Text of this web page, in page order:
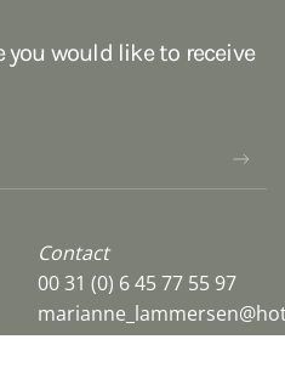
you would like to receive
Contact
00 31 (0) 6 45 77 55 97